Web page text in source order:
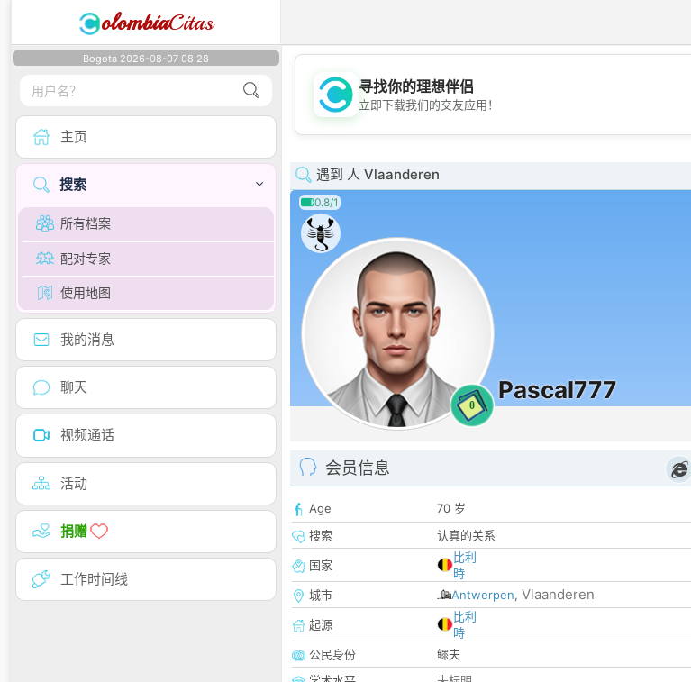
olombiaCitas
Bogota 2026-08-07 08:28
主页
搜索
所有档案
配对专家
使用地图
我的消息
聊天
视频通话
活动
捐赠
工作时间线
💖
寻找你的理想伴侣
立即下载我们的交友应用！
遇到 人 Vlaanderen
0.8/1
0
Pascal777
会员信息
Age
70 岁
搜索
认真的关系
国家
比利
時
城市
Antwerpen, Vlaanderen
起源
比利
時
公民身份
鳏夫